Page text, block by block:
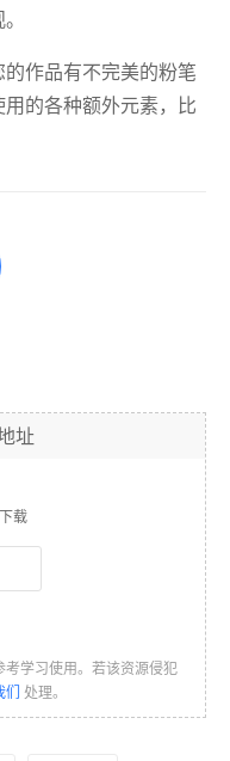
作品有不完美的粉笔
的各种额外元素，比
址
载
学习使用。若该资源侵犯
处理。